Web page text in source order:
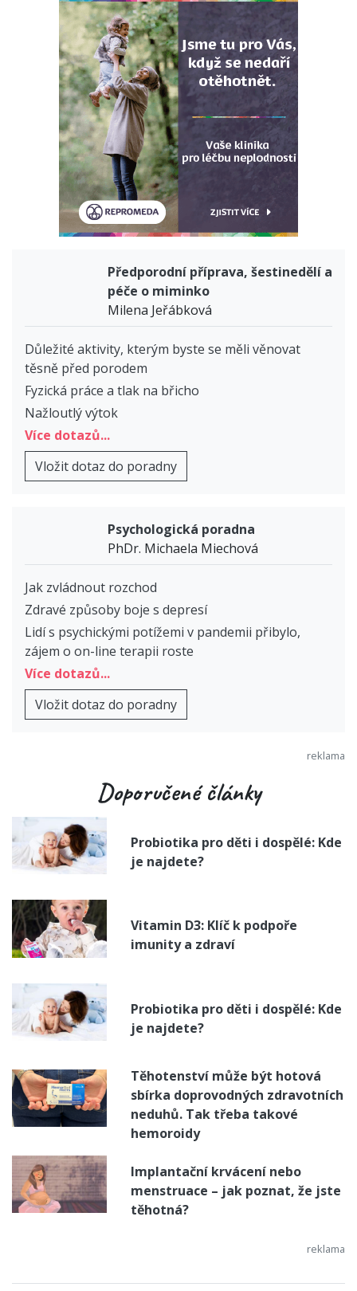
Předporodní příprava, šestinedělí a
péče o miminko
Milena Jeřábková
Důležité aktivity, kterým byste se měli věnovat
těsně před porodem
Fyzická práce a tlak na břicho
Nažloutlý výtok
Více dotazů...
Vložit dotaz do poradny
Psychologická poradna
PhDr. Michaela Miechová
Jak zvládnout rozchod
Zdravé způsoby boje s depresí
Lidí s psychickými potížemi v pandemii přibylo,
zájem o on-line terapii roste
Více dotazů...
Vložit dotaz do poradny
Doporučené články
Probiotika pro děti i dospělé: Kde
je najdete?
Vitamin D3: Klíč k podpoře
imunity a zdraví
Probiotika pro děti i dospělé: Kde
je najdete?
Těhotenství může být hotová
sbírka doprovodných zdravotních
neduhů. Tak třeba takové
hemoroidy
Implantační krvácení nebo
menstruace – jak poznat, že jste
těhotná?